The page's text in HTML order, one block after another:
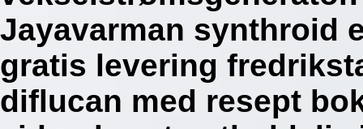
Jayavarman synthroid
gratis levering
diflucan med resept